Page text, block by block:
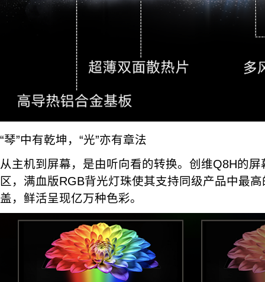
“琴”中有乾坤，“光”亦有章法
从主机到屏幕，是由听向看的转换。创维Q8H的
区，满血版RGB背光灯珠使其支持同级产品中最
盖，鲜活呈现亿万种色彩。